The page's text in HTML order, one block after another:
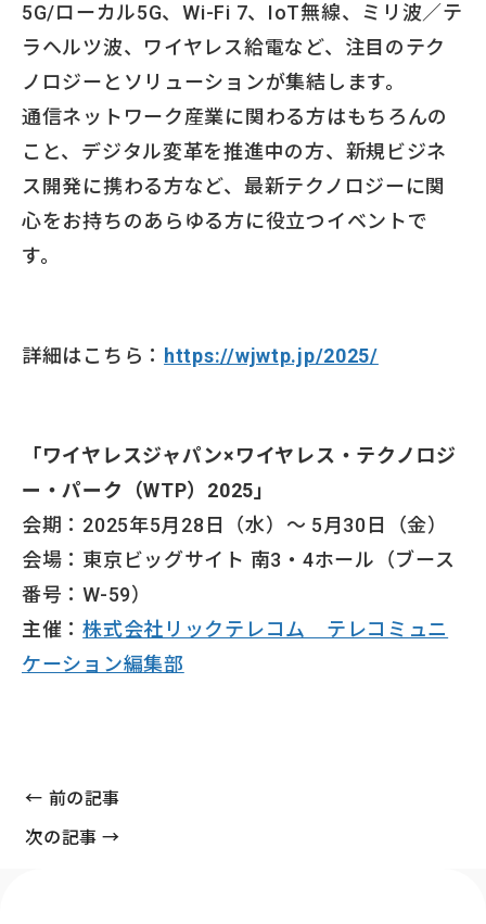
5G/ローカル5G、Wi-Fi 7、IoT無線、ミリ波／テ
ラヘルツ波、ワイヤレス給電など、注目のテク
ノロジーとソリューションが集結します。
通信ネットワーク産業に関わる方はもちろんの
こと、デジタル変革を推進中の方、新規ビジネ
ス開発に携わる方など、最新テクノロジーに関
心をお持ちのあらゆる方に役立つイベントで
す。
詳細はこちら： https://wjwtp.jp/2025/
「ワイヤレスジャパン×ワイヤレス・テクノロジ
ー・パーク（WTP）2025」
会期：2025年5月28日（水）～ 5月30日（金）
会場：東京ビッグサイト 南3・4ホール（ブース
番号：W-59）
主催：株式会社リックテレコム テレコミュニ
ケーション編集部
← 前の記事
次の記事 →